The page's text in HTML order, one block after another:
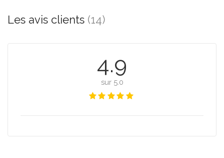
Les avis clients (14)
4.9
sur 5.0